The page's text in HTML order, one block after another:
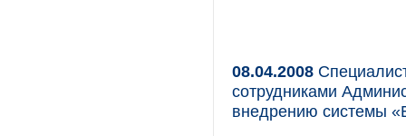
08.04.2008
сотрудниками
внедрению системы